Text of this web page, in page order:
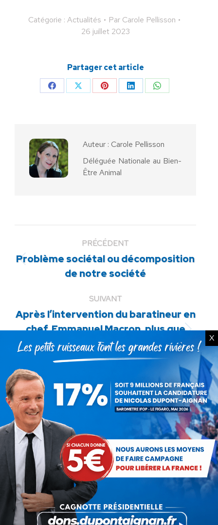
Catégorie : Actualités Par Carole Pellisson
26 juillet 2023
Partager cet article
PartagerPartagerPartagerPartagerPartager
Auteur : Carole Pellisson
Déléguée Nationale au Bien-
Être Animal
PRÉCÉDENT
Article
précédent
Problème sociétal ou décomposition
de notre société
SUIVANT
Article
suivant
:
Après l’intervention du baratineur en
chef, Emmanuel Macron, plus que
jamais besoin d’une opposition pour
voter la censure !
ARTICLES LIÉS
Présomption de légitimité de
l’usage des armes par les
forces de l’ordre
31 juillet 2026
Lorsque tout flambe et que
l’État s’affaisse.
X